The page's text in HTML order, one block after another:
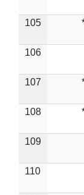
105
106
107
108
109
110